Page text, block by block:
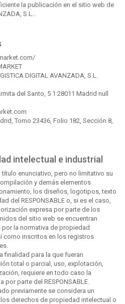
la publicación en el sitio web de
S.L..
DIGITAL AVANZADA, S.L.
del Santo, 5 1 28011 Madrid null
Tomo 23436, Folio 182, Sección 8,
intelectual e industrial
enunciativo, pero no limitativo su
y demás elementos
los diseños, logotipos, texto
del RESPONSABLE o, si es el caso,
expresa por parte de los
del sitio web se encuentran
la normativa de propiedad
como inscritos en los registros
finalidad para la que fueran
total o parcial, uso, explotación,
requiere en todo caso la
por parte del RESPONSABLE.
previamente se considera un
derechos de propiedad intelectual o